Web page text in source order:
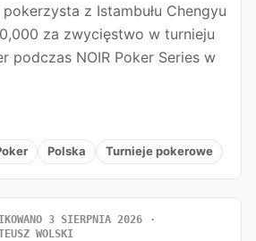
z Istambułu Chengyu
za zwycięstwo w turnieju
podczas NOIR Poker Series w
Polska Turnieje pokerowe
3 SIERPNIA 2026
WOLSKI